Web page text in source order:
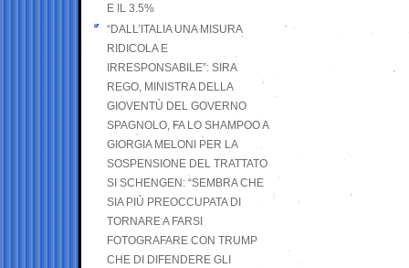
E IL 3.5%
“DALL’ITALIA UNA MISURA
RIDICOLA E
IRRESPONSABILE”: SIRA
REGO, MINISTRA DELLA
GIOVENTÙ DEL GOVERNO
SPAGNOLO, FA LO SHAMPOO A
GIORGIA MELONI PER LA
SOSPENSIONE DEL TRATTATO
SI SCHENGEN: “SEMBRA CHE
SIA PIÙ PREOCCUPATA DI
TORNARE A FARSI
FOTOGRAFARE CON TRUMP
CHE DI DIFENDERE GLI